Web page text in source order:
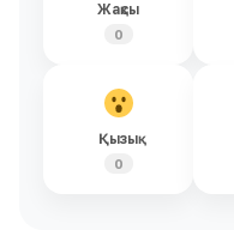
Жақсы
0
Қызық
0